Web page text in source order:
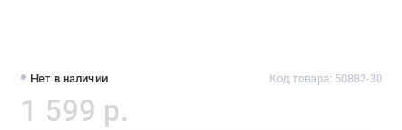
Нет в наличии Код товара: 50882-30
1 599 р.